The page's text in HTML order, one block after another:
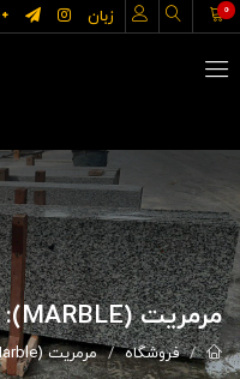
زبان 0
فروشگاه مرمریت (Marble): زیبایی جاودانه و لوکس در طراحی